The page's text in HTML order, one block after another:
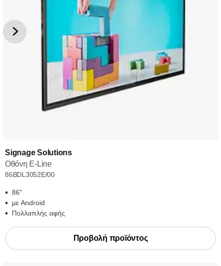
Signage Solutions
Οθόνη E-Line
86BDL3052E/00
86"
με Android
Πολλαπλής αφής
Προβολή προϊόντος